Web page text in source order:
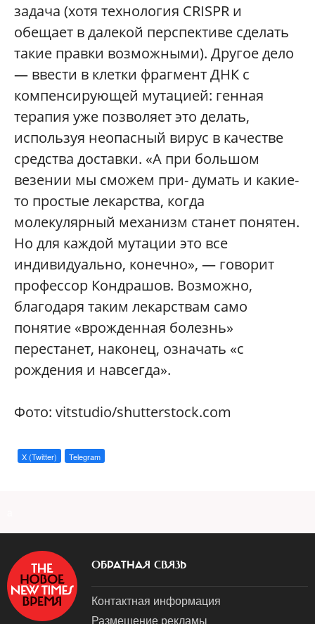
задача (хотя технология CRISPR и
обещает в далекой перспективе сделать
такие правки возможными). Другое дело
— ввести в клетки фрагмент ДНК с
компенсирующей мутацией: генная
терапия уже позволяет это делать,
используя неопасный вирус в качестве
средства доставки. «А при большом
везении мы сможем при- думать и какие-
то простые лекарства, когда
молекулярный механизм станет понятен.
Но для каждой мутации это все
индивидуально, конечно», — говорит
профессор Кондрашов. Возможно,
благодаря таким лекарствам само
понятие «врожденная болезнь»
перестанет, наконец, означать «с
рождения и навсегда».
Фото: vitstudio/shutterstock.com
X (Twitter) Telegram
ОБРАТНАЯ СВЯЗЬ
Контактная информация
Размещение рекламы